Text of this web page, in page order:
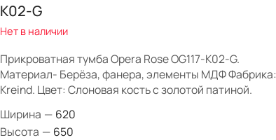
K02-G
Нет в наличии
Прикроватная тумба Opera Rose OG117-K02-G.
Материал- Берёза, фанера, элементы МДФ Фабрика:
Kreind. Цвет: Слоновая кость с золотой патиной.
Ширина — 620
Высота — 650